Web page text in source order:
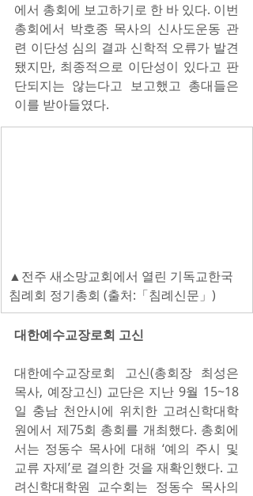
에서 총회에 보고하기로 한 바 있다. 이번
총회에서 박호종 목사의 신사도운동 관
련 이단성 심의 결과 신학적 오류가 발견
됐지만, 최종적으로 이단성이 있다고 판
단되지는 않는다고 보고했고 총대들은
이를 받아들였다.
▲전주 새소망교회에서 열린 기독교한국
침례회 정기총회 (출처:「침례신문」)
대한예수교장로회 고신
대한예수교장로회 고신(총회장 최성은
목사, 예장고신) 교단은 지난 9월 15~18
일 충남 천안시에 위치한 고려신학대학
원에서 제75회 총회를 개최했다. 총회에
서는 정동수 목사에 대해 ‘예의 주시 및
교류 자제’로 결의한 것을 재확인했다. 고
려신학대학원 교수회는 정동수 목사의